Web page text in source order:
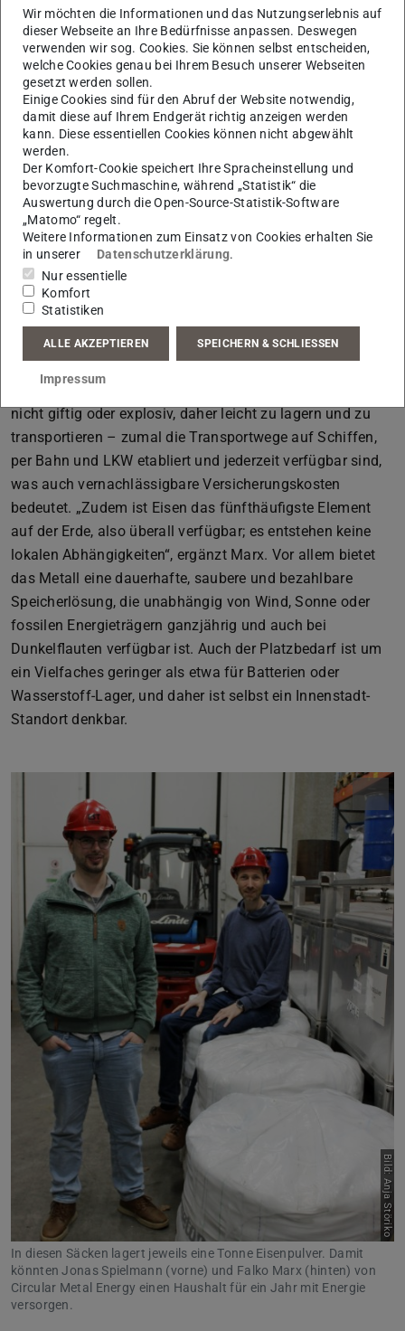
wollen. Eine Tonne wiegt jeder Sack – und lässt sich mit
der Faust keinen Millimeter eindrücken. Jeder Kubikmeter
liefert zehn Megawattstunden Energie; das würde etwa
einen Haushalt ein Jahr lang mit Wärme versorgen. Wenn
sich im TU-Kraftwerk alles bewährt wie bisher im
Kleinmodell, ist das Ziel ein Kraftwerksmodul, das
beispielsweise Stadtwerke nahtlos in ihr Fernwärmenetz
eingliedern können. Jedes Modul könnte etwa 1000
Haushalte mit Fernwärme versorgen.
Langzeit-Energiespeicher in Modulbauweise
Der Standard-Reaktor soll sich wie ein Baukasten nach
Kundenwunsch zwischen fünf und 30 Megawatt pro
Stunde erweitern lassen. Diese Modul-Bausteine sind
vorgefertigt, lassen sich schnell kombinieren, passen
genau auf einen Standard-LKW und senken so die Kosten
für Produktion, Transport und Aufbau. Hier kommt ein
weiterer Vorteil von Eisen und Rost ins Spiel: Beide sind
nicht giftig oder explosiv, daher leicht zu lagern und zu
transportieren – zumal die Transportwege auf Schiffen,
per Bahn und LKW etabliert und jederzeit verfügbar sind,
was auch vernachlässigbare Versicherungskosten
bedeutet. „Zudem ist Eisen das fünfthäufigste Element
auf der Erde, also überall verfügbar; es entstehen keine
lokalen Abhängigkeiten“, ergänzt Marx. Vor allem bietet
das Metall eine dauerhafte, saubere und bezahlbare
Speicherlösung, die unabhängig von Wind, Sonne oder
fossilen Energieträgern ganzjährig und auch bei
Dunkelflauten verfügbar ist. Auch der Platzbedarf ist um
ein Vielfaches geringer als etwa für Batterien oder
Wasserstoff-Lager, und daher ist selbst ein Innenstadt-
Standort denkbar.
Bild: Anja Störiko
In diesen Säcken lagert jeweils eine Tonne Eisenpulver. Damit
könnten Jonas Spielmann (vorne) und Falko Marx (hinten) von
Circular Metal Energy einen Haushalt für ein Jahr mit Energie
versorgen.
Wir möchten die Informationen und das Nutzungserlebnis auf
dieser Webseite an Ihre Bedürfnisse anpassen. Deswegen
verwenden wir sog. Cookies. Sie können selbst entscheiden,
welche Cookies genau bei Ihrem Besuch unserer Webseiten
gesetzt werden sollen.
Einige Cookies sind für den Abruf der Website notwendig,
damit diese auf Ihrem Endgerät richtig anzeigen werden
kann. Diese essentiellen Cookies können nicht abgewählt
werden.
Der Komfort-Cookie speichert Ihre Spracheinstellung und
bevorzugte Suchmaschine, während „Statistik“ die
Auswertung durch die Open-Source-Statistik-Software
„Matomo“ regelt.
Weitere Informationen zum Einsatz von Cookies erhalten Sie
in unserer
Datenschutzerklärung.
Nur essentielle
Komfort
Statistiken
ALLE AKZEPTIEREN SPEICHERN & SCHLIESSEN
Impressum